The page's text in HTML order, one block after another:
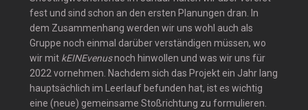
fest und sind schon an den ersten Planungen dran. In
dem Zusammenhang werden wir uns wohl auch als
Gruppe noch einmal darüber verständigen müssen, wo
wir mit kEINEvenusnoch hinwollen und was wir uns für
2022 vornehmen. Nachdem sich das Projekt ein Jahr lang
hauptsächlich im Leerlauf befunden hat, ist es wichtig
eine (neue) gemeinsame Stoßrichtung zu formulieren.